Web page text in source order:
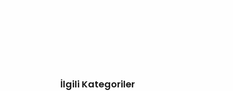
İlgili Kategoriler